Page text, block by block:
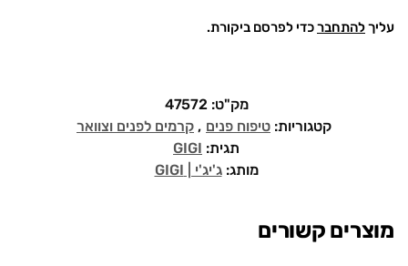
עליךלהתחברכדי לפרסם ביקורת.
מק"ט: 47572
קטגוריות: טיפוח פנים , קרמים לפנים וצוואר
תגית: GIGI
מותג:ג'יג'י | GIGI
מוצרים קשורים